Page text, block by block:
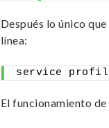
Después lo único
línea:
service
El funcionamiento